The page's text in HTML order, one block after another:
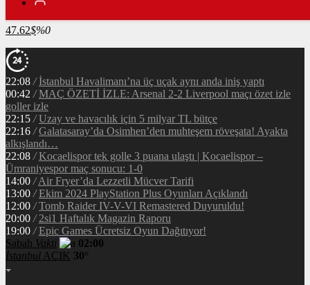
TETHER
47.62$%0
22:08 / İstanbul Havalimanı’na üç uçak aynı anda iniş yaptı
00:42 / MAÇ ÖZETİ İZLE: Arsenal 2-2 Liverpool maçı özet izle
goller izle
22:15 / Uzay ve havacılık için 5 milyar TL bütçe
22:16 / Galatasaray’da Osimhen’den muhteşem röveşata! Ayakta
alkışlandı…
22:08 / Kocaelispor tek golle 3 puana ulaştı | Kocaelispor –
Ümraniyespor maç sonucu: 1-0
14:00 / Air Fryer’da Lezzetli Mücver Tarifi
13:00 / Ekim 2024 PlayStation Plus Oyunları Açıklandı
12:00 / Tomb Raider IV-V-VI Remastered Duyuruldu!
20:00 / 2si1 Haftalık Magazin Raporu
19:00 / Epic Games Ücretsiz Oyun Dağıtıyor!
Sabah Vakti
02:00
İstanbul AÇIK 30°